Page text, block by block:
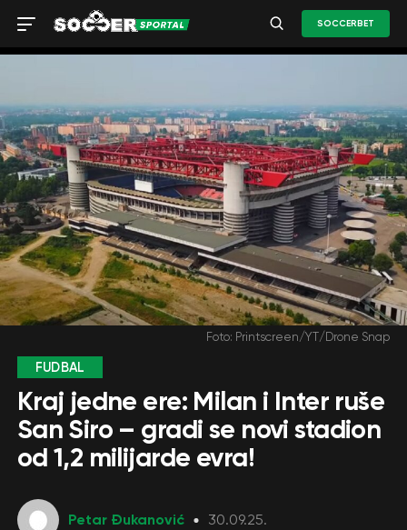
SOCCERBET
Foto: Printscreen/YT/Drone Snap
FUDBAL
Kraj jedne ere: Milan i Inter ruše
San Siro – gradi se novi stadion
od 1,2 milijarde evra!
Petar Đukanović 30.09.25.